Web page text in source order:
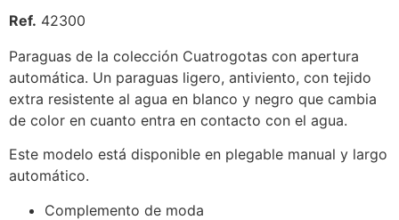
Ref. 42300
Paraguas de la colección Cuatrogotas con apertura
automática. Un paraguas ligero, antiviento, con tejido
extra resistente al agua en blanco y negro que cambia
de color en cuanto entra en contacto con el agua.
Este modelo está disponible en plegable manual y largo
automático.
Complemento de moda